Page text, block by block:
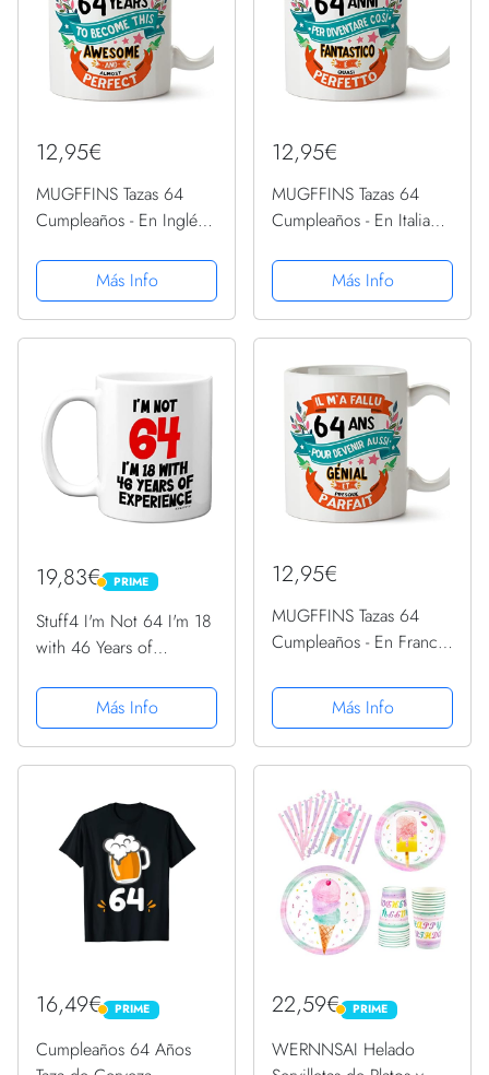
12,95€
MUGFFINS Tazas 64
Cumpleaños - En Inglés -
become perfect - 11 oz -
Regalo original y
divertido
Más Info
12,95€
MUGFFINS Tazas 64
Cumpleaños - En Italiano
anni per diventare cosi
fantastico - 11 oz -
Regalo original y
Más Info
19,83€ PRIME
PRIME
Stuff4 I'm Not 64 I'm 18
with 46 Years of
cerámica 11 oz, aptas
lavavajillas, regalos
broma mujeres hombres,
mujeres,...
Más Info
12,95€
MUGFFINS Tazas 64
Cumpleaños - En Francés
devenir aussi geniale - 11
oz - Regalo original y
divertido
Más Info
16,49€ PRIME
PRIME
Cumpleaños 64 Años
22,59€ PRIME
PRIME
WERNNSAI Helado